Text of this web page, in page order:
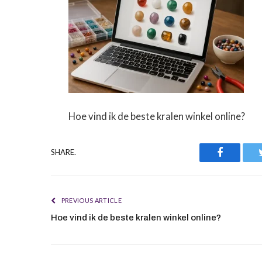
Hoe vind ik de beste kralen winkel online?
SHARE.
PREVIOUS ARTICLE
Hoe vind ik de beste kralen winkel online?